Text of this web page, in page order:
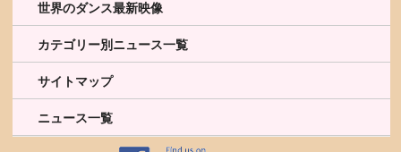
世界のダンス最新映像
カテゴリー別ニュース一覧
サイトマップ
ニュース一覧